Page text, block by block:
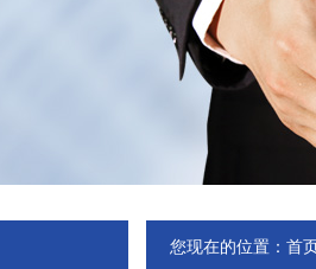
您现在的位置： 首